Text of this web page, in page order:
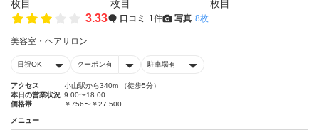
3.33 口コミ 1件 写真 8枚
美容室・ヘアサロン
日祝OK クーポン有 駐車場有
アクセス
小山駅から340m （徒歩5分）
本日の営業状況 9:00〜18:00
価格帯
￥756〜￥27,500
メニュー